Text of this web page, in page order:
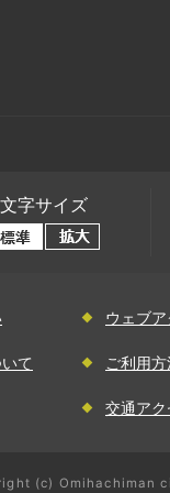
文字サイズ
ウェブ
て ご利用
交通アク
(c) Omihachiman